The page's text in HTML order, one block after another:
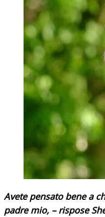
Avete pensato bene a
padre mio, – rispose